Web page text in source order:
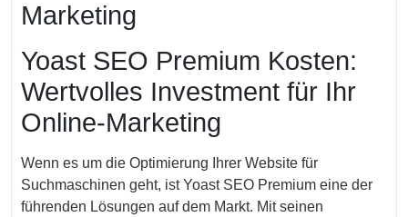
Marketing
Yoast SEO Premium Kosten:
Wertvolles Investment für Ihr
Online-Marketing
Wenn es um die Optimierung Ihrer Website für
Suchmaschinen geht, ist Yoast SEO Premium eine der
führenden Lösungen auf dem Markt. Mit seinen